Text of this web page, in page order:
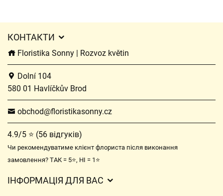
КОНТАКТИ
Floristika Sonny | Rozvoz květin
Dolní 104
580 01 Havlíčkův Brod
obchod@floristikasonny.cz
4.9/5 ⭐ (56 відгуків)
Чи рекомендуватиме клієнт флориста після виконання
замовлення? ТАК = 5⭐, НІ = 1⭐
ІНФОРМАЦІЯ ДЛЯ ВАС